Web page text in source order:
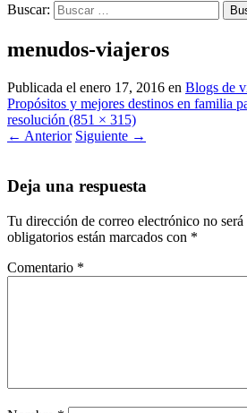
Buscar:
menudos-viajeros
Publicada el enero 17, 2016 en Blogs de
Propósitos y mejores destinos en familia
resolución (851 × 315)
← Anterior Siguiente →
Deja una respuesta
Tu dirección de correo electrónico no será
obligatorios están marcados con *
Comentario *